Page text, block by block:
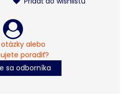
alebo
poradiť?
sa odborníka